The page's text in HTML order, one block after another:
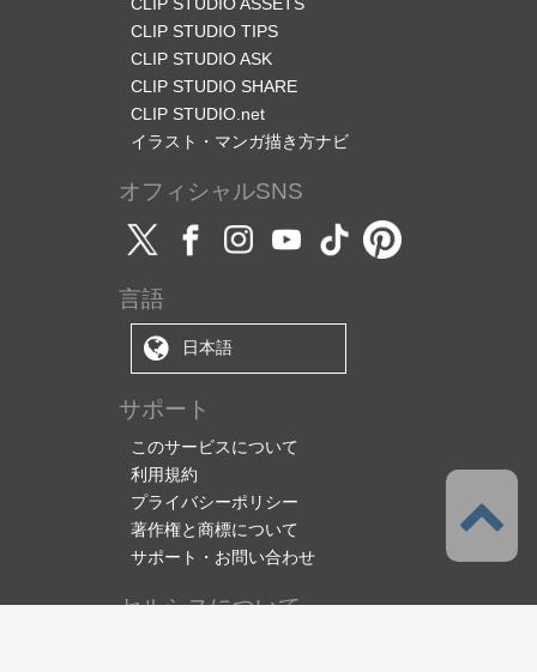
CLIP STUDIO ASSETS
CLIP STUDIO TIPS
CLIP STUDIO ASK
CLIP STUDIO SHARE
CLIP STUDIO.net
イラスト・マンガ描き方ナビ
オフィシャルSNS
言語
日本語
サポート
このサービスについて
利用規約
プライバシーポリシー
著作権と商標について
サポート・お問い合わせ
セルシスについて